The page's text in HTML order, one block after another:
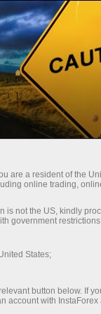
a
de
are a resident of the
online trading,
is not the US, kindly
government
States;
button below. If
account with InstaForex